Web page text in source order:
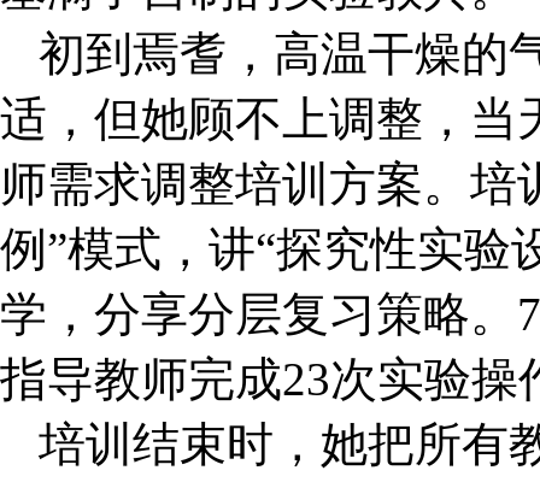
初到焉耆，高温干燥的
适，但她顾不上调整，当
师需求调整培训方案。培
例”模式，讲“探究性实验
学，分享分层复习策略。
指导教师完成23次实验操
培训结束时，她把所有